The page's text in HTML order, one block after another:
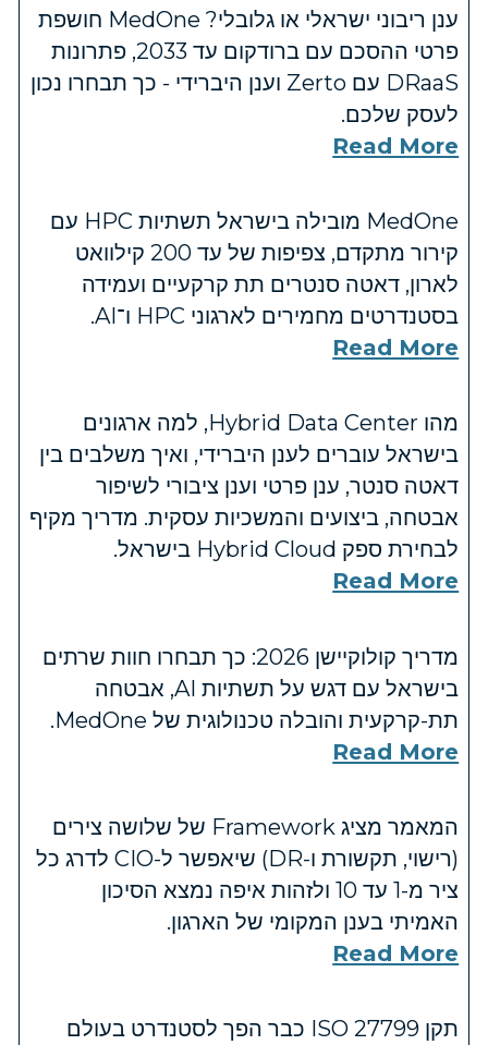
ענן ריבוני ישראלי או גלובלי? MedOne חושפת
פרטי ההסכם עם ברודקום עד 2033, פתרונות
DRaaS עם Zerto וענן היברידי - כך תבחרו נכון
לעסק שלכם.
Read More
MedOne מובילה בישראל תשתיות HPC עם
קירור מתקדם, צפיפות של עד 200 קילוואט
לארון, דאטה סנטרים תת קרקעיים ועמידה
בסטנדרטים מחמירים לארגוני HPC ו־AI.
Read More
מהו Hybrid Data Center, למה ארגונים
בישראל עוברים לענן היברידי, ואיך משלבים בין
דאטה סנטר, ענן פרטי וענן ציבורי לשיפור
אבטחה, ביצועים והמשכיות עסקית. מדריך מקיף
לבחירת ספק Hybrid Cloud בישראל.
Read More
מדריך קולוקיישן 2026: כך תבחרו חוות שרתים
בישראל עם דגש על תשתיות AI, אבטחה
תת-קרקעית והובלה טכנולוגית של MedOne.
Read More
המאמר מציג Framework של שלושה צירים
(רישוי, תקשורת ו-DR) שיאפשר ל-CIO לדרג כל
ציר מ-1 עד 10 ולזהות איפה נמצא הסיכון
האמיתי בענן המקומי של הארגון.
Read More
תקן ISO 27799 כבר הפך לסטנדרט בעולם